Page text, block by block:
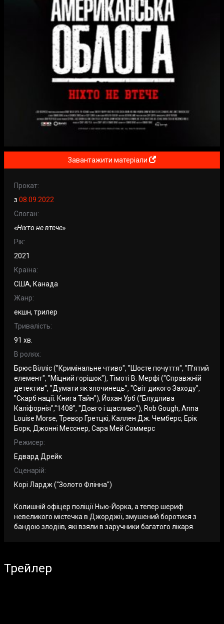
Завантажити матеріали
Прокат:
з 08.09.2022
Слоган:
«Ніхто не втече»
Рік:
2021
Країна:
США, Канада
Жанр:
екшн, трилер
Тривалість:
91 хв.
В ролях:
Брюс Вілліс ("Кримінальне чтиво", "Шосте почуття", "П'ятий
елемент", "Міцний горішок"), Тімоті В. Мерфі ("Справжній
детектив", "Думати як злочинець", "Світ дикого Заходу",
"Скарб нації: Книга Тайн"), Йохан Урб ("Блудлива
Каліфорнія","1408", "Довго і щасливо"), Rob Gough, Anna
Louise Morse, Тревор Гретцкі, Каллен Дж. Чемберс, Ерік
Борк, Джонні Месснер, Сара Мей Соммерс
Режисер:
Едвард Дрейк
Сценарій:
Корі Лардж ("Золото Флінна")
Колишній офіцер поліції Нью-Йорка, а тепер шериф
невеликого містечка в Джорджії, змушений боротися з
бандою злодіїв, які взяли в заручники багатого лікаря.
Трейлер